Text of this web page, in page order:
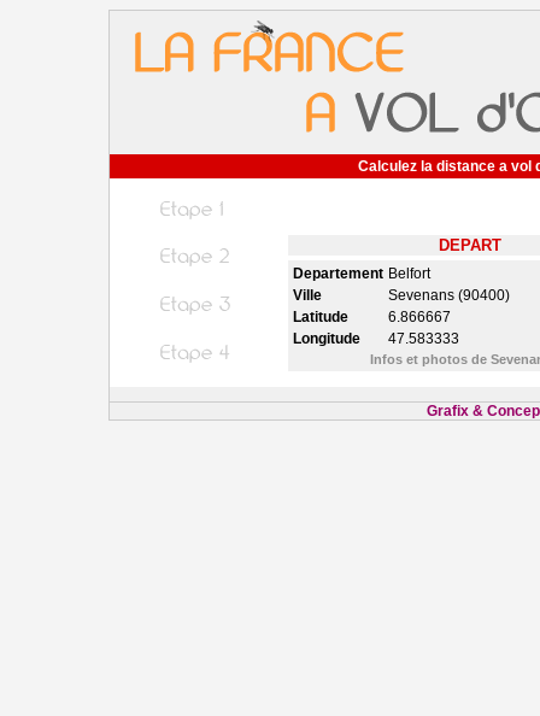
Calculez la distance a vol
DEPART
Departement Belfort
Ville
Sevenans (90400)
Latitude
6.866667
Longitude
47.583333
Infos et photos de
Grafix &